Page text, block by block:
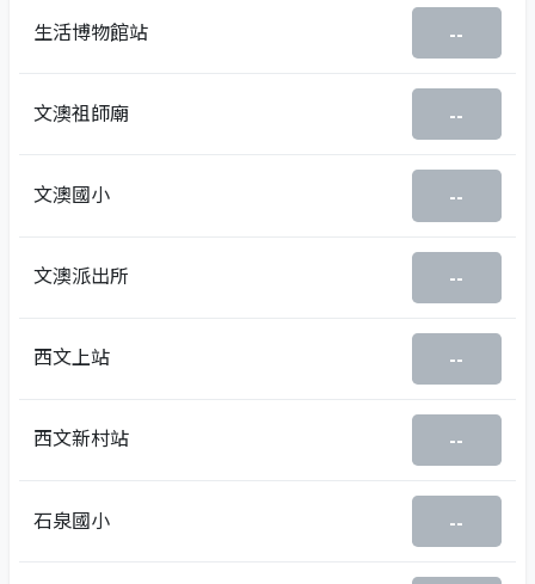
生活博物館站 --
文澳祖師廟 --
文澳國小 --
文澳派出所 --
西文上站 --
西文新村站 --
石泉國小 --